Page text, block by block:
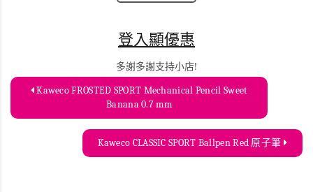
登入顯優惠
多謝多謝支持小店!
Kaweco FROSTED SPORT Mechanical Pencil Sweet
Banana 0.7 mm
Kaweco CLASSIC SPORT Ballpen Red 原子筆